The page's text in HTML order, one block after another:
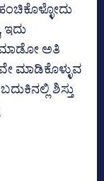
ಇದು
ಮಾಡೋ ಅತಿ
ಮಾಡಿಕೊಳ್ಳುವ
ಶಿಸ್ತು